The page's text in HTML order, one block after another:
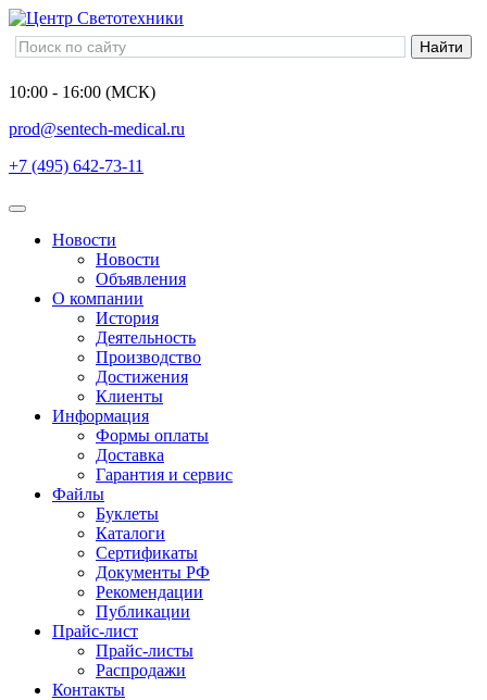
10:00 - 16:00 (МСК)
prod@sentech-medical.ru
+7 (495) 642-73-11
Новости
Новости
Объявления
О компании
История
Деятельность
Производство
Достижения
Клиенты
Информация
Формы оплаты
Доставка
Гарантия и сервис
Файлы
Буклеты
Каталоги
Сертификаты
Документы РФ
Рекомендации
Публикации
Прайс-лист
Прайс-листы
Распродажи
Контакты